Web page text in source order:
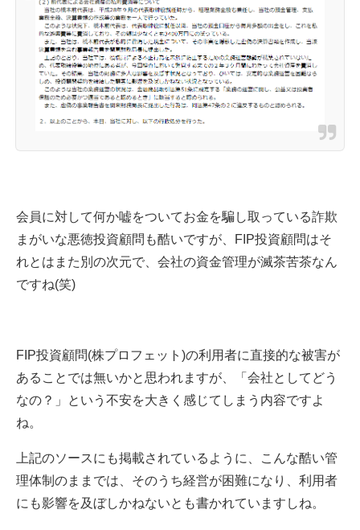
会員に対して何か嘘をついてお金を騙し取っている詐欺
まがいな悪徳投資顧問も酷いですが、FIP投資顧問はそ
れとはまた別の次元で、会社の資金管理が滅茶苦茶なん
ですね(笑)
FIP投資顧問(株プロフェット)の利用者に直接的な被害が
あることでは無いかと思われますが、「会社としてどう
なの？」という不安を大きく感じてしまう内容ですよ
ね。
上記のソースにも掲載されているように、こんな酷い管
理体制のままでは、そのうち経営が困難になり、利用者
にも影響を及ぼしかねないとも書かれていますしね。